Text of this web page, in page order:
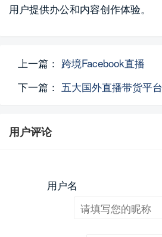
用户提供办公和内容创作体验。
上一篇： 跨境Facebook直播
下一篇： 五大国外直播带货平
用户评论
用户名